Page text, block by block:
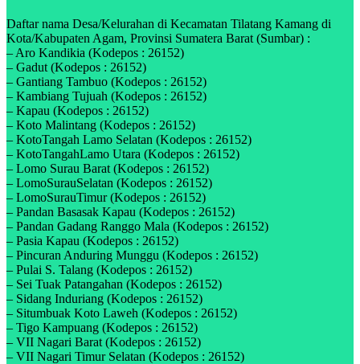
Daftar nama Desa/Kelurahan di Kecamatan Tilatang Kamang di
Kota/Kabupaten Agam, Provinsi Sumatera Barat (Sumbar) :
– Aro Kandikia (Kodepos : 26152)
– Gadut (Kodepos : 26152)
– Gantiang Tambuo (Kodepos : 26152)
– Kambiang Tujuah (Kodepos : 26152)
– Kapau (Kodepos : 26152)
– Koto Malintang (Kodepos : 26152)
– KotoTangah Lamo Selatan (Kodepos : 26152)
– KotoTangahLamo Utara (Kodepos : 26152)
– Lomo Surau Barat (Kodepos : 26152)
– LomoSurauSelatan (Kodepos : 26152)
– LomoSurauTimur (Kodepos : 26152)
– Pandan Basasak Kapau (Kodepos : 26152)
– Pandan Gadang Ranggo Mala (Kodepos : 26152)
– Pasia Kapau (Kodepos : 26152)
– Pincuran Anduring Munggu (Kodepos : 26152)
– Pulai S. Talang (Kodepos : 26152)
– Sei Tuak Patangahan (Kodepos : 26152)
– Sidang Induriang (Kodepos : 26152)
– Situmbuak Koto Laweh (Kodepos : 26152)
– Tigo Kampuang (Kodepos : 26152)
– VII Nagari Barat (Kodepos : 26152)
– VII Nagari Timur Selatan (Kodepos : 26152)